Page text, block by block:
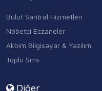
Bulut Santral Hizmetleri
Nöbetçi Eczaneler
Akbim Bilgisayar & Yazılım
Toplu Sms
Diğer